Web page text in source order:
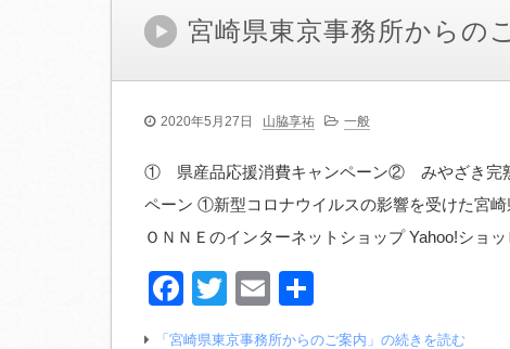
宮崎県東京事務所からの
2020年5月27日 山脇享祐 一般
① 県産品応援消費キャンペーン② みやざき完
ペーン ①新型コロナウイルスの影響を受けた宮
ＯＮＮＥのインターネットショップ Yahoo!ショ
Facebook
Twitter
Email
有
「宮崎県東京事務所からのご案内」の続きを読む